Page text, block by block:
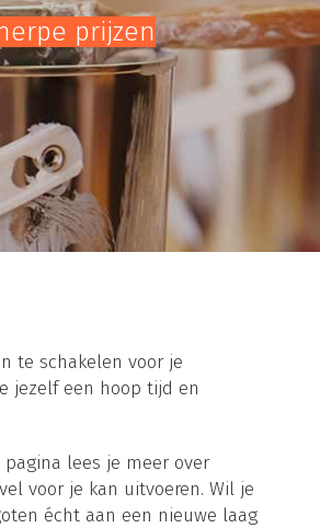
prijzen
te schakelen voor je
jezelf een hoop tijd en
lees je meer over
voor je kan uitvoeren. Wil je
écht aan een nieuwe laag